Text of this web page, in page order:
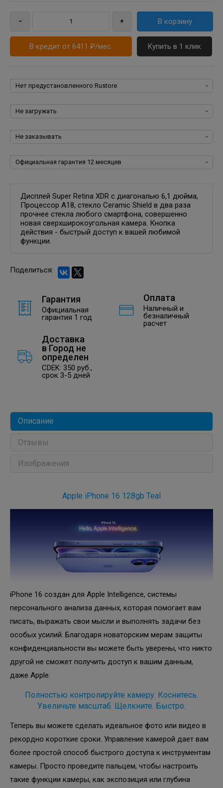
В кредит от 6411 ₽/мес. Купить в 1 клик
Rustore:
Пакеты программ для iPhone, iPad, iPod, iOS:
Программное обеспечение для iOS:
Гарантия:
Дисплей Super Retina XDR с диагональю 6,1 дюйма,
Процессор A18, стекло Ceramic Shield в два раза
прочнее стекла любого смартфона, совершенно
новая сверхширокоугольная камера. Кнопка
действия - быстрый доступ к вашей любимой
функции.
Поделиться:
Гарантия
Официальная
гарантия 1 год
Оплата
Наличный и
безналичный
расчет
Доставка
в Город не
определен
CDEK: 350 руб.,
срок 3-5 дней
Описание
Отзывы
Изображения
Apple iPhone 16 128gb Teal
iPhone 16 создан для Apple Intelligence, системы
персонального анализа данных, которая помогает вам
писать, выражать свои мысли и выполнять задачи без
особых усилий. Благодаря новаторским мерам защиты
конфиденциальности вы можете быть уверены, что никто
другой не сможет получить доступ к вашим данным,
даже Apple.
Полностью контролируйте камеру. Коснитесь.
Увеличьте масштаб. Щелкните. Быстро.
Теперь вы можете сделать идеальное фото или видео в
рекордно короткие сроки. Управление камерой дает вам
более простой способ быстрого доступа к инструментам
камеры. Просто проведите пальцем, чтобы настроить
такие функции камеры, как экспозиция или глубина